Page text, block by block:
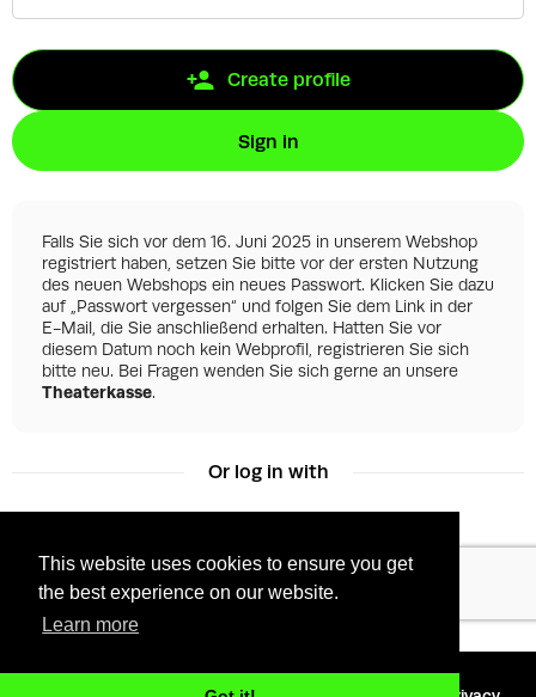
This website uses cookies to ensure you get
the best experience on our website.
Learn more
Create profile
Sign in
Falls Sie sich vor dem 16. Juni 2025 in unserem Webshop
registriert haben, setzen Sie bitte vor der ersten Nutzung
des neuen Webshops ein neues Passwort. Klicken Sie dazu
auf „Passwort vergessen“ und folgen Sie dem Link in der
E-Mail, die Sie anschließend erhalten. Hatten Sie vor
diesem Datum noch kein Webprofil, registrieren Sie sich
bitte neu. Bei Fragen wenden Sie sich gerne an unsere
Theaterkasse.
Or log in with
Facebook